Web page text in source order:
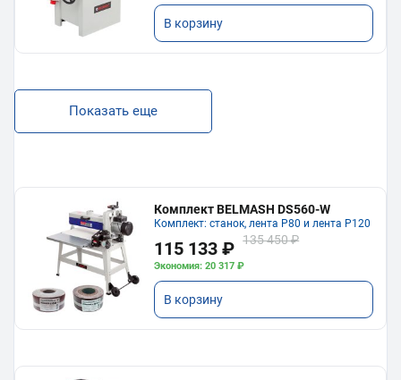
В корзину
Показать еще
Комплект BELMASH DS560-W
Комплект: станок, лента P80 и лента P120
115 133 ₽ 135 450 ₽
Экономия: 20 317 ₽
В корзину